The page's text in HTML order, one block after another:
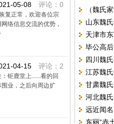
05-08评论：0
复正常，欢迎各位宗
络信息交流的优势，
04-15评论：2
钜鹿堂上......看的回
业，之后向周边扩
（魏氏
份汇总
山东魏
天津市
门字号
毕公高后
四川魏
江苏魏
甘肃魏
河北魏
远近闻
东丽“赤